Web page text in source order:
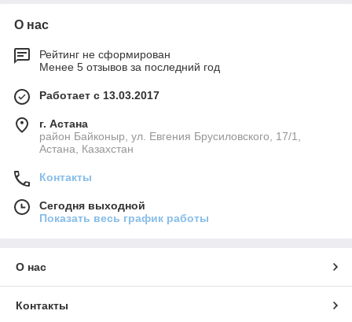
О нас
Рейтинг не сформирован
Менее 5 отзывов за последний год
Работает с 13.03.2017
г. Астана
район Байконыр, ул. Евгения Брусиловского, 17/1,
Астана, Казахстан
Контакты
Сегодня выходной
Показать весь график работы
О нас
Контакты